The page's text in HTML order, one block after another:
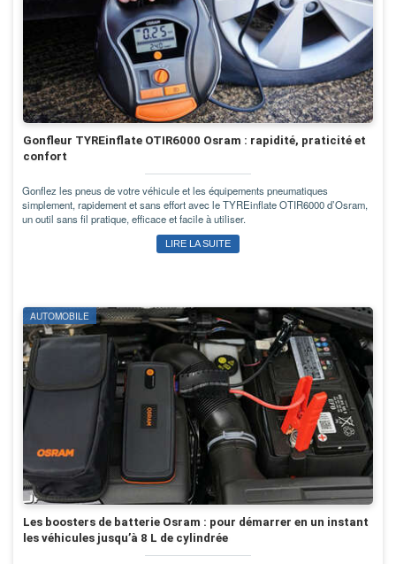
Gonfleur TYREinflate OTIR6000 Osram : rapidité, praticité et
confort
Gonflez les pneus de votre véhicule et les équipements pneumatiques
simplement, rapidement et sans effort avec le TYREinflate OTIR6000 d’Osram,
un outil sans fil pratique, efficace et facile à utiliser.
LIRE LA SUITE
AUTOMOBILE
Les boosters de batterie Osram : pour démarrer en un instant
les véhicules jusqu’à 8 L de cylindrée